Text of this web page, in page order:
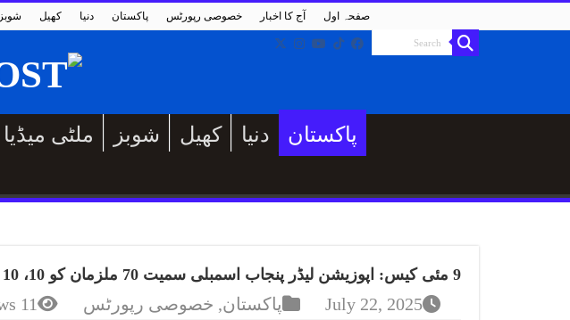
شوبز کھیل دنیا پاکستان خصوصی رپورٹس آج کا اخبار صفحہ اول
ملٹی میڈیا شوبز کھیل دنیا
پاکستان
9 مئی کیس: اپوزیشن لیڈر پنجاب اسمبلی سمیت 70 ملزمان کو 10، 10 سال قید کی سزا
July 22, 2025 پاکستان, خصوصی رپورٹس 11 Views